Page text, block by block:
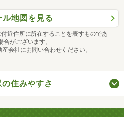
ル地図を見る
近住所に所在することを表すものであ
がございます。
会社にお問い合わせください。
住みやすさ